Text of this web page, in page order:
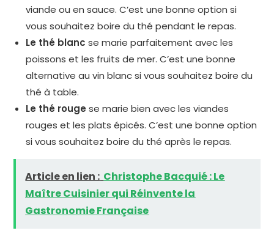
viande ou en sauce. C’est une bonne option si
vous souhaitez boire du thé pendant le repas.
Le thé blancse marie parfaitement avec les
poissons et les fruits de mer. C’est une bonne
alternative au vin blanc si vous souhaitez boire du
thé à table.
Le thé rouge se marie bien avec les viandes
rouges et les plats épicés. C’est une bonne option
si vous souhaitez boire du thé après le repas.
Article en lien : Christophe Bacquié : Le
Maître Cuisinier qui Réinvente la
Gastronomie Française